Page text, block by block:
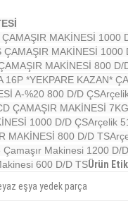
MAKİNESİ 1000
MAKİNESİ 1000
MAKİNESİ 800 D/
16P *YEKPARE KAZAN*
A-%20 800 D/D ÇS
ÇAMAŞIR MAKİNESİ
1000 D/D ÇSArçelik
MAKİNESİ 800 D/D TS
Makinesi 1200 D/
600 D/D TSÜrün
eşya yedek parça